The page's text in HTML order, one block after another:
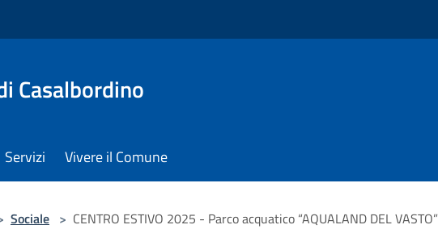
Casalbordino
Servizi Vivere il Comune
Sociale > CENTRO ESTIVO 2025 - Parco acquatico “AQUALAND DEL VASTO”